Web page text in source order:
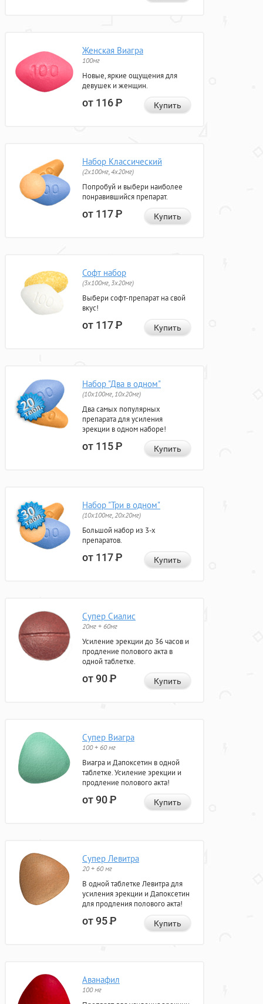
Женская Виагра
100мг
Новые, яркие ощущения для
девушек и женщин.
от 116Р Купить
Набор Классический
(2x100мг, 4x20мг)
Попробуй и выбери наиболее
понравившийся препарат.
от 117Р Купить
Софт набор
(3x100мг, 3x20мг)
Выбери софт-препарат на свой
вкус!
от 117Р Купить
Набор "Два в одном"
(10x100мг, 10x20мг)
Два самых популярных
препарата для усиления
эрекции в одном наборе!
от 115Р Купить
Набор "Три в одном"
(10x100мг, 20x20мг)
Большой набор из 3-х
препаратов.
от 117Р Купить
Супер Сиалис
20мг + 60мг
Усиление эрекции до 36 часов и
продление полового акта в
одной таблетке.
от 90Р Купить
Супер Виагра
100 + 60 мг
Виагра и Дапоксетин в одной
таблетке. Усиление эрекции и
продление полового акта!
от 90Р Купить
Супер Левитра
20 + 60 мг
В одной таблетке Левитра для
усиления эрекции и Дапоксетин
для продления полового акта!
от 95Р Купить
Аванафил
100 мг